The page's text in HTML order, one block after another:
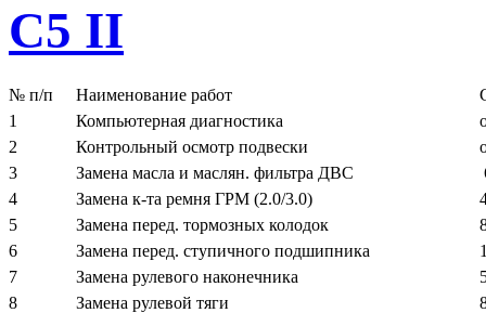
C5 II
№ п/п Наименование работ
1
Компьютерная диагностика
2
Контрольный осмотр подвески
3
Замена масла и маслян. фильтра ДВС
4
Замена к-та ремня ГРМ (2.0/3.0)
5
Замена перед. тормозных колодок
6
Замена перед. ступичного подшипника
7
Замена рулевого наконечника
8
Замена рулевой тяги